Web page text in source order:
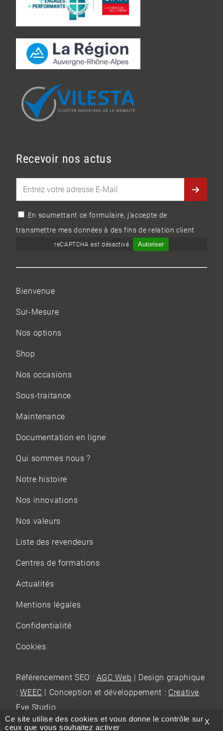
Recevoir nos actus
En soumettant ce formulaire, j'accepte de
transmettre mes données à des fins de relation client
reCAPTCHA est désactivé. Autoriser
Bienvenue
Sur-Mesure
Nos options
Shop
Nos occasions
Sous-traitance
Maintenance
Documentation en ligne
Qui sommes nous ?
Notre histoire
Nos innovations
Nos valeurs
Liste des revendeurs
Centres de formations
Actualités
Mentions légales
Confidentialité
Cookies
Référencement SEO : AGC Web | Design graphique
:WEEC | Conception et développement : Creative
Eye Studio
X
Ce site utilise des cookies et vous donne le contrôle sur
ceux que vous souhaitez activer